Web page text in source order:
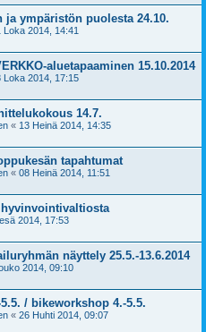
ympäristön puolesta 24.10.
Loka 2014, 14:41
aluetapaaminen 15.10.2014
Loka 2014, 17:15
14.7.
« 13 Heinä 2014, 14:35
tapahtumat
« 08 Heinä 2014, 11:51
2014, 17:53
näyttely 25.5.-13.6.2014
2014, 09:10
/ bikeworkshop 4.-5.5.
« 26 Huhti 2014, 09:07